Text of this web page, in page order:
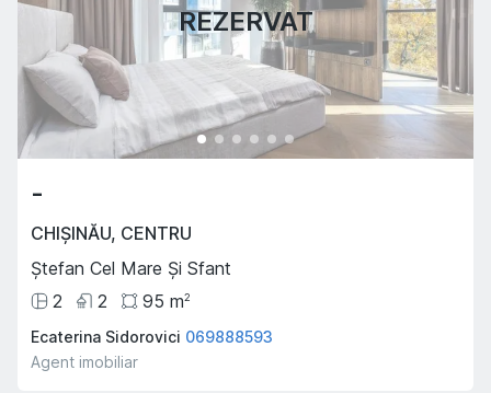
REZERVAT
-
CHIȘINĂU, CENTRU
Ștefan Cel Mare Și Sfant
2
2 95 m2
Ecaterina Sidorovici 069888593
Agent imobiliar